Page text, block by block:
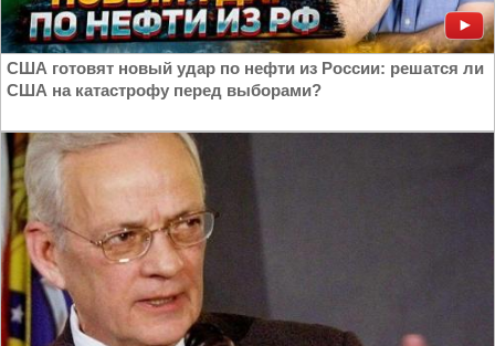
США готовят новый удар по нефти из России: решатся ли
США на катастрофу перед выборами?